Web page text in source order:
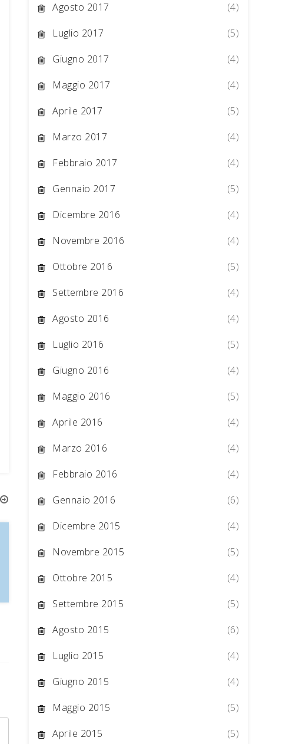
Agosto 2017
(4)
Luglio 2017
(5)
Giugno 2017
(4)
Maggio 2017
(4)
Aprile 2017
(5)
Marzo 2017
(4)
Febbraio 2017
(4)
Gennaio 2017
(5)
Dicembre 2016
(4)
Novembre 2016
(4)
Ottobre 2016
(5)
Settembre 2016
(4)
Agosto 2016
(4)
Luglio 2016
(5)
Giugno 2016
(4)
Maggio 2016
(5)
Aprile 2016
(4)
Marzo 2016
(4)
Febbraio 2016
(4)
Gennaio 2016
(6)
Dicembre 2015
(4)
Novembre 2015
(5)
Ottobre 2015
(4)
Settembre 2015
(5)
Agosto 2015
(6)
Luglio 2015
(4)
Giugno 2015
(4)
Maggio 2015
(5)
Aprile 2015
(5)